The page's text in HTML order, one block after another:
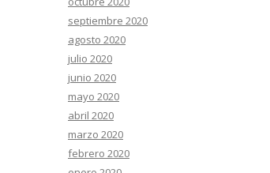
septiembre 2020
agosto 2020
julio 2020
junio 2020
mayo 2020
abril 2020
marzo 2020
febrero 2020